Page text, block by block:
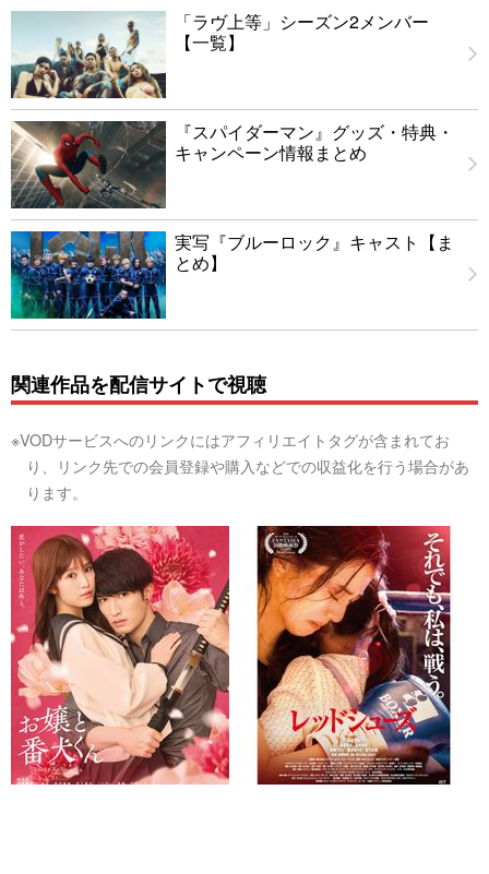
「ラヴ上等」シーズン2メンバー
【一覧】
『スパイダーマン』グッズ・特典・
キャンペーン情報まとめ
実写『ブルーロック』キャスト【ま
とめ】
関連作品を配信サイトで視聴
※VODサービスへのリンクにはアフィリエイトタグが含まれてお
り、リンク先での会員登録や購入などでの収益化を行う場合があ
ります。